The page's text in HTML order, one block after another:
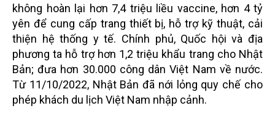
không hoàn lại hơn 7,4 triệu liều vaccine, hơn 4 tỷ
yên để cung cấp trang thiết bị, hỗ trợ kỹ thuật, cải
thiện hệ thống y tế. Chính phủ, Quốc hội và địa
phương ta hỗ trợ hơn 1,2 triệu khẩu trang cho Nhật
Bản; đưa hơn 30.000 công dân Việt Nam về nước.
Từ 11/10/2022, Nhật Bản đã nới lỏng quy chế cho
phép khách du lịch Việt Nam nhập cảnh.